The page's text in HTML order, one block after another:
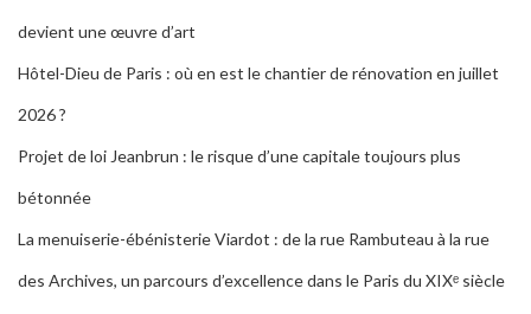
devient une œuvre d’art
Hôtel-Dieu de Paris : où en est le chantier de rénovation en juillet
2026 ?
Projet de loi Jeanbrun : le risque d’une capitale toujours plus
bétonnée
La menuiserie-ébénisterie Viardot : de la rue Rambuteau à la rue
des Archives, un parcours d’excellence dans le Paris du XIXᵉ siècle